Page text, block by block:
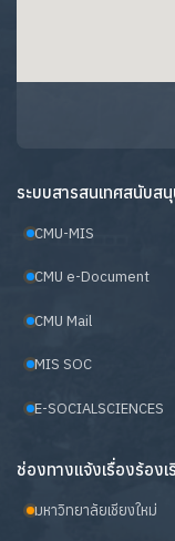
ระบบสารสนเทศสนับส
CMU-MIS
CMU e-Document
CMU Mail
MIS SOC
E-SOCIALSCIENCES
ช่องทางแจ้งเรื่องร้อง
มหาวิทยาลัยเชียงใหม่